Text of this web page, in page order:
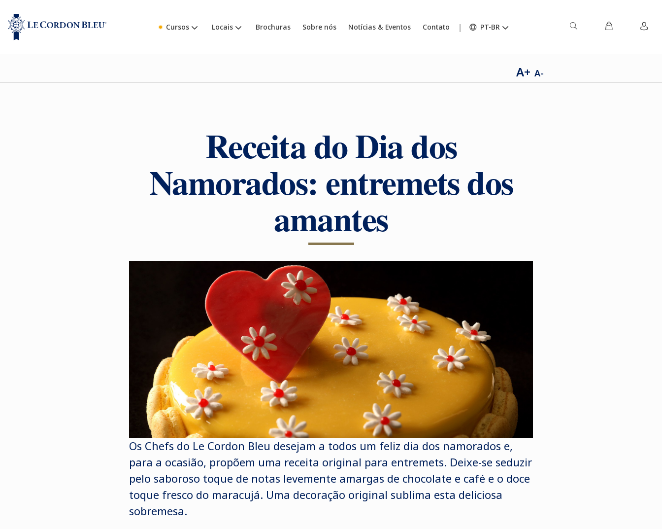
Cursos Locais Brochuras Sobre nós Notícias & Eventos Contato PT-BR
A+ A-
Receita do Dia dos
Namorados: entremets dos
amantes
Os Chefs do Le Cordon Bleu desejam a todos um feliz dia dos namorados e,
para a ocasião, propõem uma receita original para entremets. Deixe-se seduzir
pelo saboroso toque de notas levemente amargas de chocolate e café e o doce
toque fresco do maracujá. Uma decoração original sublima esta deliciosa
sobremesa.